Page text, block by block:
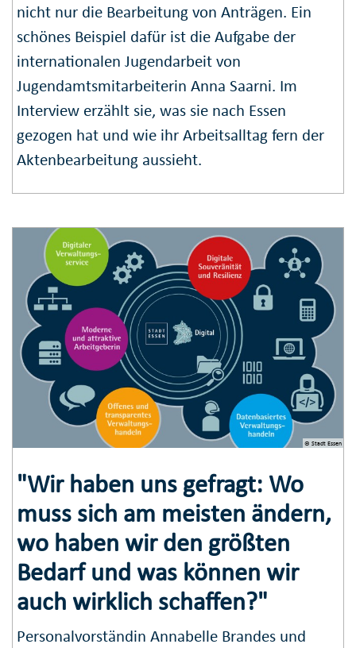
nicht nur die Bearbeitung von Anträgen. Ein
schönes Beispiel dafür ist die Aufgabe der
internationalen Jugendarbeit von
Jugendamtsmitarbeiterin Anna Saarni. Im
Interview erzählt sie, was sie nach Essen
gezogen hat und wie ihr Arbeitsalltag fern der
Aktenbearbeitung aussieht.
© Stadt Essen
"Wir haben uns gefragt: Wo
muss sich am meisten ändern,
wo haben wir den größten
Bedarf und was können wir
auch wirklich schaffen?"
Personalvorständin Annabelle Brandes und